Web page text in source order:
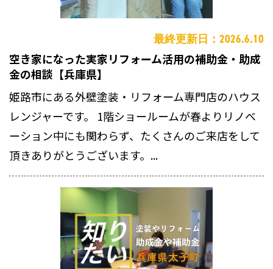
最終更新日：2026.6.10
空き家になった実家リフォーム活用の補助金・助成
金の相談【兵庫県】
姫路市にある外壁塗装・リフォーム専門店のハウス
レンジャーです。 1階ショールームが春よりリノベ
ーション中にも関わらず、たくさんのご来店をして
頂きありがとうございます。...